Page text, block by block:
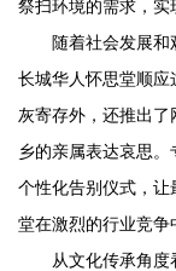
祭扫环境的需求，实
随着社会发展和
长城华人怀思堂顺应
灰寄存外，还推出
乡的亲属表达哀思
个性化告别仪式，
堂在激烈的行业竞争
从文化传承角